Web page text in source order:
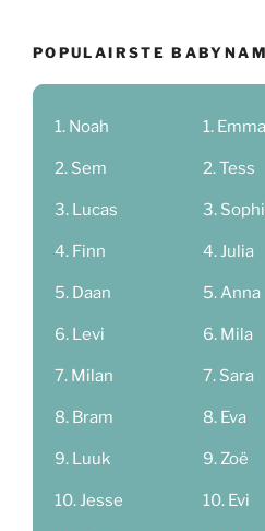
POPULAIRSTE
Noah
Sem
Lucas
Finn
Daan
Levi
Milan
Bram
Luuk
Jesse
Emma
Tess
Julia
Anna
Mila
Sara
Eva
Zoë
Evi